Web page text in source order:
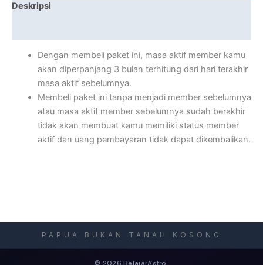
Deskripsi
Dengan membeli paket ini, masa aktif member kamu
akan diperpanjang 3 bulan terhitung dari hari terakhir
masa aktif sebelumnya.
Membeli paket ini tanpa menjadi member sebelumnya
atau masa aktif member sebelumnya sudah berakhir
tidak akan membuat kamu memiliki status member
aktif dan uang pembayaran tidak dapat dikembalikan.
PAPUA BUKAN TANAH KOSONG